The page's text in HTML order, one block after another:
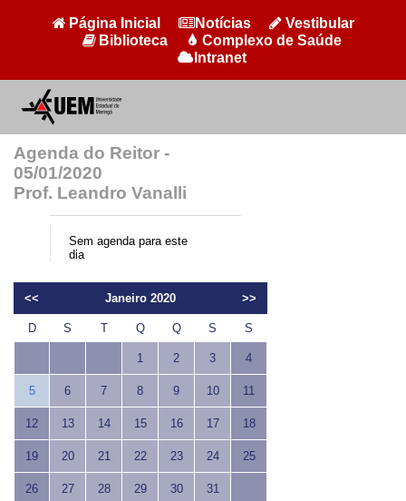
Página Inicial Notícias
Vestibular
Biblioteca
Complexo de Saúde
Intranet
Agenda do Reitor -
05/01/2020
Prof. Leandro Vanalli
Sem agenda para este
dia
<< Janeiro 2020 >>
D S T Q Q S S
1 2 3 4
5 6 7 8 9 10 11
12 13 14 15 16 17 18
19 20 21 22 23 24 25
26 27 28 29 30 31